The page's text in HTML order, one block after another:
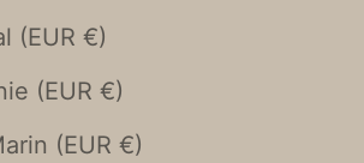
Portugal (EUR €)
Roumanie (EUR €)
Saint-Marin (EUR €)